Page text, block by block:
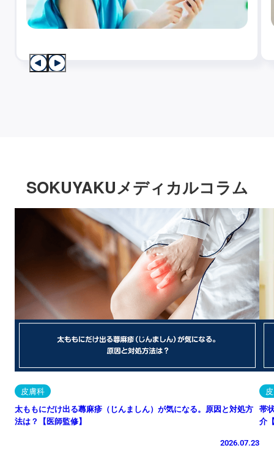
SOKUYAKUメディカルコラム
皮膚科
太ももにだけ出る蕁麻疹（じんましん）が気になる。原因と対処方
法は？【医師監修】
2026.07.23
帯
介